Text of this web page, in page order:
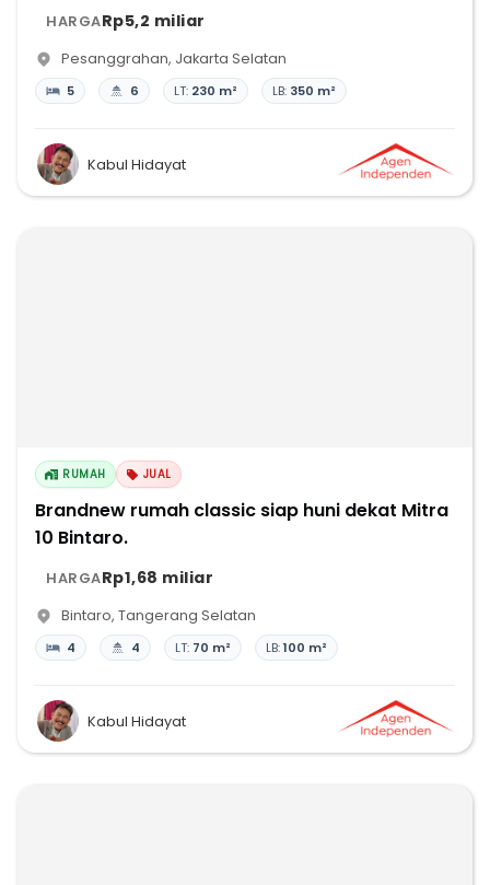
HARGARp5,2 miliar
Pesanggrahan, Jakarta Selatan
5 6 LT: 230 m² LB: 350 m²
Kabul Hidayat
RUMAH JUAL
Brandnew rumah classic siap huni dekat Mitra
10 Bintaro.
HARGARp1,68 miliar
Bintaro, Tangerang Selatan
4 4 LT: 70 m² LB:100 m²
Kabul Hidayat